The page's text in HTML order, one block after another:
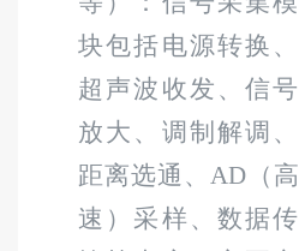
块包括电源转换、
超声波收发、信号
放大、调制解调、
距离选通、 AD（高
速）采样、数据传